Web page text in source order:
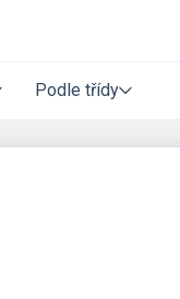
Podle třídy